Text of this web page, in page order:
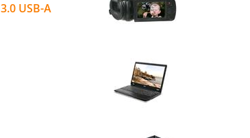
USB-A